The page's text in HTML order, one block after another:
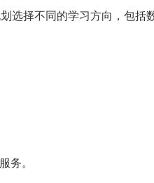
选择不同的学习方向，包括
务。